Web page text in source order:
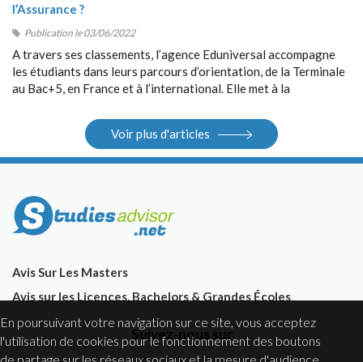
l’Assurance ?
Publication le 03/06/2022
A travers ses classements, l’agence Eduniversal accompagne
les étudiants dans leurs parcours d’orientation, de la Terminale
au Bac+5, en France et à l’international. Elle met à la
Internet, salons.
Voir plus d'articles
Avis Sur Les Masters
Avis sur les Licences, Bachelors & Grandes Écoles
Suivez-nous sur
En poursuivant votre navigation sur ce site, vous acceptez
l'utilisation de cookies pour le fonctionnement des boutons